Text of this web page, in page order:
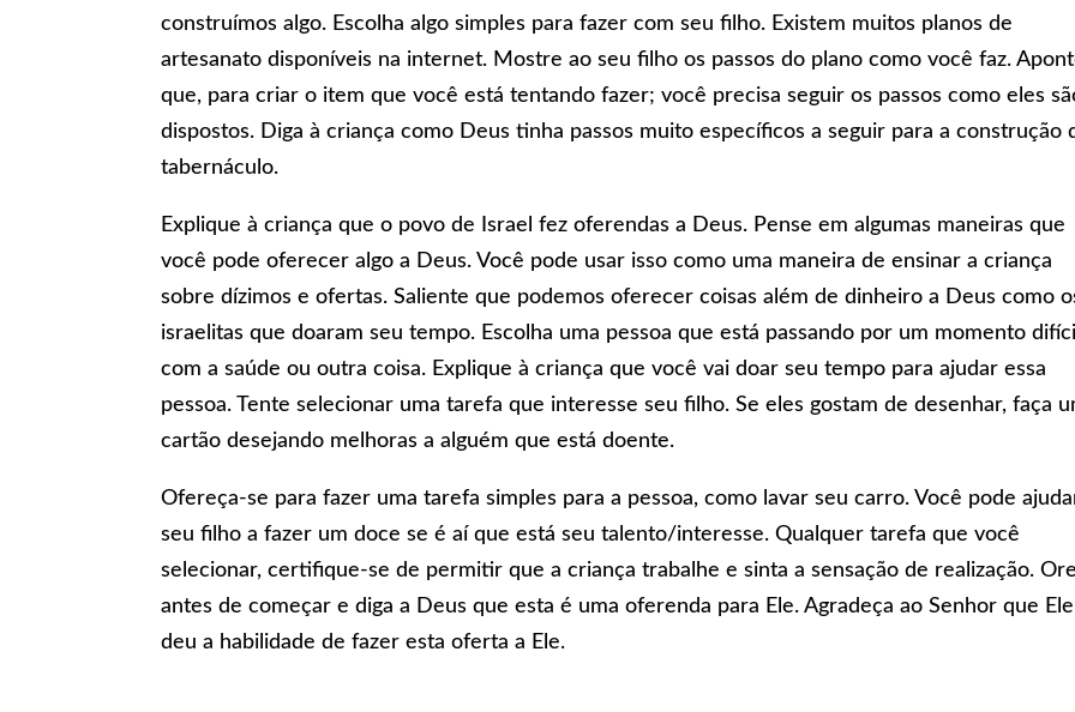
construímos algo. Escolha algo simples para fazer com seu filho. Existem muitos planos de
artesanato disponíveis na internet. Mostre ao seu filho os passos do plano como você faz.
que, para criar o item que você está tentando fazer; você precisa seguir os passos como eles
dispostos. Diga à criança como Deus tinha passos muito específicos a seguir para a construção
tabernáculo.
Explique à criança que o povo de Israel fez oferendas a Deus. Pense em algumas maneiras que
você pode oferecer algo a Deus. Você pode usar isso como uma maneira de ensinar a criança
sobre dízimos e ofertas. Saliente que podemos oferecer coisas além de dinheiro a Deus como
israelitas que doaram seu tempo. Escolha uma pessoa que está passando por um momento
com a saúde ou outra coisa. Explique à criança que você vai doar seu tempo para ajudar essa
pessoa. Tente selecionar uma tarefa que interesse seu filho. Se eles gostam de desenhar, faça
cartão desejando melhoras a alguém que está doente.
Ofereça-se para fazer uma tarefa simples para a pessoa, como lavar seu carro. Você pode
seu filho a fazer um doce se é aí que está seu talento/interesse. Qualquer tarefa que você
selecionar, certifique-se de permitir que a criança trabalhe e sinta a sensação de realização.
antes de começar e diga a Deus que esta é uma oferenda para Ele. Agradeça ao Senhor que
deu a habilidade de fazer esta oferta a Ele.